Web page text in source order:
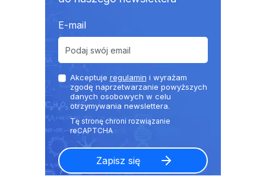
E-mail
Akceptuje regulamin i wyrażam
zgodę naprzetwarzanie powyższych
danych osobowych w celu
otrzymywania newslettera.